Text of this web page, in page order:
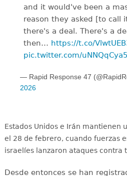
and it would've been a
reason they asked [to call
there's a deal. There's a
then… https://t.co/
pic.twitter.com/
— Rapid Response 47
2026
Estados Unidos e Irán mantienen
el 28 de febrero, cuando fuerzas
israelíes lanzaron ataques contra
Desde entonces se han